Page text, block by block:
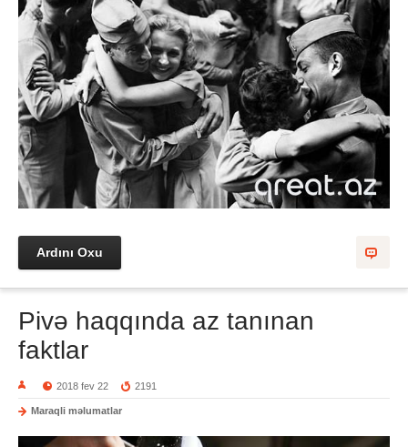
Ardını Oxu
Pivə haqqında az tanınan
faktlar
2018 fev 22 2191
Maraqli məlumatlar